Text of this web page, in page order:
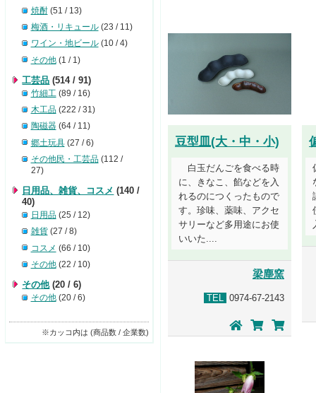
豆型皿(大・中・小)
白玉だんごを食べる時
に、きなこ、餡などを入
れるのにつくったもので
す。珍味、薬味、アクセ
サリーなど多用途にお使
いいた....
梁塵窯
TEL 0974-67-2143
焼酎(51 / 13)
梅酒・リキュール(23 / 11)
ワイン・地ビール(10 / 4)
その他(1 / 1)
工芸品 (514 / 91)
竹細工(89 / 16)
木工品(222 / 31)
陶磁器(64 / 11)
郷土玩具(27 / 6)
その他民・工芸品(112 /
27)
日用品、雑貨、コスメ (140 /
40)
日用品(25 / 12)
雑貨(27 / 8)
コスメ (66 / 10)
その他(22 / 10)
その他(20 / 6)
その他(20 / 6)
※カッコ内は (商品数 / 企業数)